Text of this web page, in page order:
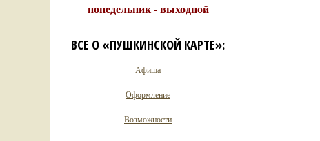
понедельник - выходной
ВСЕ О «ПУШКИНСКОЙ КАРТЕ»:
Афиша
Оформление
Возможности